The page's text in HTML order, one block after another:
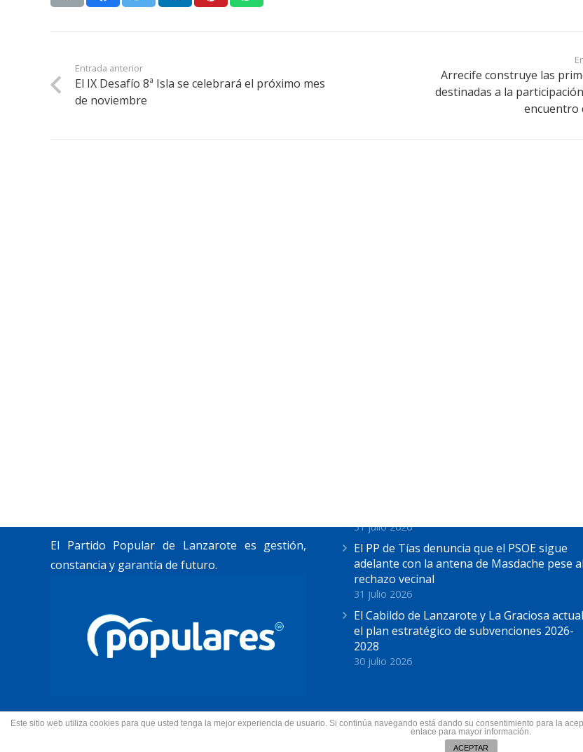
Entrada anterior
El IX Desafío 8ª Isla se celebrará el próximo mes
de noviembre
Arrecife construye las
destinadas a la
encuentro
El Partido Popular de Lanzarote es gestión,
constancia y garantía de futuro.
31 julio 2026
El PP de Tías denuncia que el PSOE sigue
adelante con la antena de Masdache pese al
rechazo vecinal
31 julio 2026
El Cabildo de Lanzarote y La Graciosa
el plan estratégico de subvenciones 2026-
2028
30 julio 2026
© 2022 Partido Popular de Lanzarote.
Todos los
Este sitio web utiliza cookies para que usted tenga la mejor experiencia de usuario. Si continúa navegando está dando su consentimiento para la
enlace para mayor información.
ACEPTAR